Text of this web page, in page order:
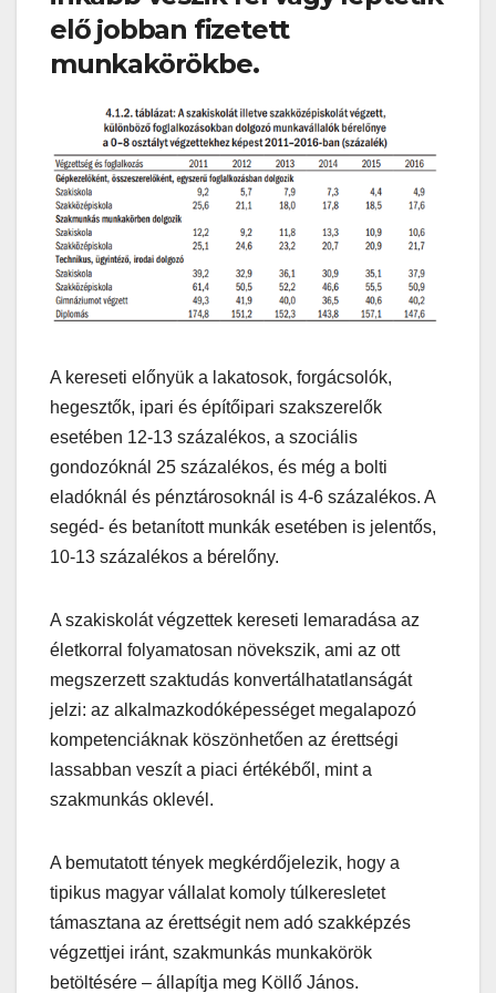
elő jobban fizetett
munkakörökbe.
A kereseti előnyük a lakatosok, forgácsolók,
hegesztők, ipari és építőipari szakszerelők
esetében 12-13 százalékos, a szociális
gondozóknál 25 százalékos, és még a bolti
eladóknál és pénztárosoknál is 4-6 százalékos. A
segéd- és betanított munkák esetében is jelentős,
10-13 százalékos a bérelőny.
A szakiskolát végzettek kereseti lemaradása az
életkorral folyamatosan növekszik, ami az ott
megszerzett szaktudás konvertálhatatlanságát
jelzi: az alkalmazkodóképességet megalapozó
kompetenciáknak köszönhetően az érettségi
lassabban veszít a piaci értékéből, mint a
szakmunkás oklevél.
A bemutatott tények megkérdőjelezik, hogy a
tipikus magyar vállalat komoly túlkeresletet
támasztana az érettségit nem adó szakképzés
végzettjei iránt, szakmunkás munkakörök
betöltésére – állapítja meg Köllő János.